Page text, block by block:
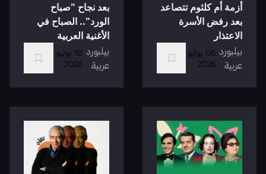
أزمة أم كلثوم تتصاعد
بعد رفض الأسرة
الاعتذار
بيلبورد
عربية
06 يوليو
2026
بعد نجاح "صباح
الورد".. الصباح في
الأغنية العربية
بيلبورد
عربية
10 يونيو
2026